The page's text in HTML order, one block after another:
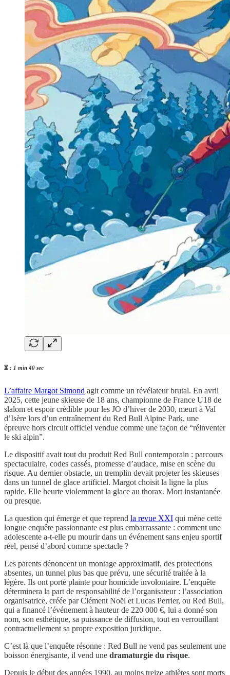
⏳ : 1 min 40 sec
L’affaire Margot Simond agit comme un révélateur brutal. En avril
2025, cette jeune skieuse de 18 ans, championne de France U18 de
slalom et espoir crédible pour les JO d’hiver de 2030, meurt à Val
d’Isère lors d’un entraînement du Red Bull Alpine Park, une
épreuve hors circuit officiel vendue comme une façon de “réinventer
le ski alpin”.
Le dispositif avait tout du produit Red Bull contemporain : parcours
spectaculaire, codes cassés, promesse d’audace, mise en scène du
risque. Au dernier obstacle, un tremplin devait projeter les skieuses
dans un tunnel de glace artificiel. Margot choisit la ligne la plus
rapide. Elle heurte violemment la glace au thorax. Mort instantanée
ou presque.
La question qui émerge et que reprend la revue XXI qui mène cette
longue enquête passionnante est plus embarrassante : comment une
adolescente a-t-elle pu mourir dans un événement sans enjeu sportif
réel, pensé d’abord comme spectacle ?
Les parents dénoncent un montage approximatif, des protections
absentes, un tunnel plus bas que prévu, une sécurité traitée à la
légère. Ils ont porté plainte pour homicide involontaire. L’enquête
déterminera la part de responsabilité de l’organisateur : l’association
organisatrice, créée par Clément Noël et Lucas Perrier, ou Red Bull,
qui a financé l’événement à hauteur de 220 000 €, lui a donné son
nom, son esthétique, sa puissance de diffusion, tout en verrouillant
contractuellement sa propre exposition juridique.
C’est là que l’enquête résonne : Red Bull ne vend pas seulement une
boisson énergisante, il vend une dramaturgie du risque.
Depuis le début des années 1990, au moins treize athlètes sont morts